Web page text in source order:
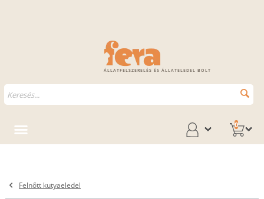
ÁLLATFELSZERELÉS ÉS ÁLLATELEDEL BOLT
0
Felnőtt kutyaeledel